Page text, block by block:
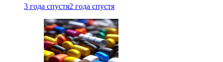
3 года спустя2 года спустя